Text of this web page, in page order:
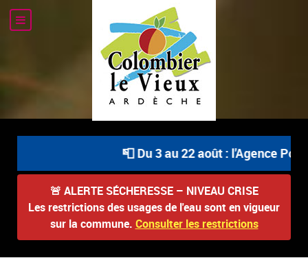
📮 Du 3 au 22 août : l'Agence
🚨 ALERTE SÉCHERESSE – NIVEAU CRISE
Les restrictions des usages de l'eau sont en vigueur
sur la commune. Consulter les restrictions